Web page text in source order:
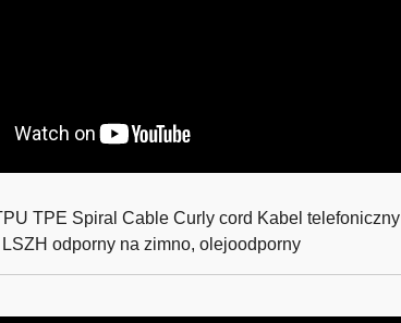
TPE Spiral Cable Curly cord Kabel telefoniczny
LSZH odporny na zimno, olejoodporny